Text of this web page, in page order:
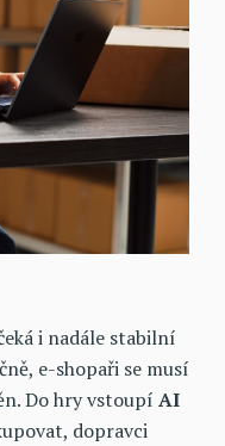
i nadále stabilní
e-shopaři se musí
Do hry vstoupí AI
dopravci